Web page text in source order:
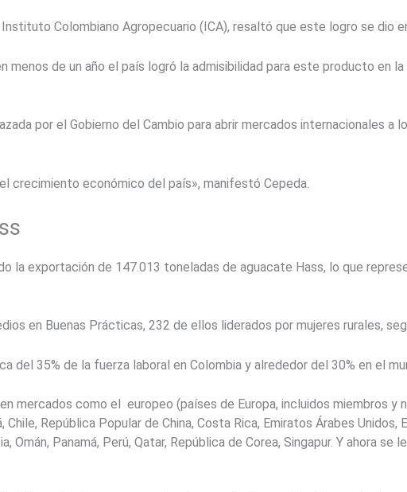
Colombiano Agropecuario (ICA), resaltó que este logro se dio
menos de un año el país logró la admisibilidad para este producto en
por el Gobierno del Cambio para abrir mercados internacionales a
crecimiento económico del país», manifestó Cepeda.
la exportación de 147.013 toneladas de aguacate Hass, lo que
en Buenas Prácticas, 232 de ellos liderados por mujeres rurales,
del 35% de la fuerza laboral en Colombia y alrededor del 30% en el
mercados como el europeo (países de Europa, incluidos miembros y
Chile, República Popular de China, Costa Rica, Emiratos Árabes Unidos,
Omán, Panamá, Perú, Qatar, República de Corea, Singapur. Y ahora se